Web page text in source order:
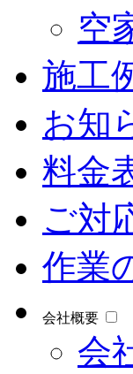
空
施工
お知
料金
ご対
作業
会社概要
会